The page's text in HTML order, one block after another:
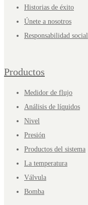
Historias de éxito
Únete a nosotros
Responsabilidad social
Productos
Medidor de flujo
Análisis de líquidos
Nivel
Presión
Productos del sistema
La temperatura
Válvula
Bomba